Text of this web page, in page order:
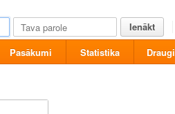
Ienākt
Pasākumi Statistika Draugi